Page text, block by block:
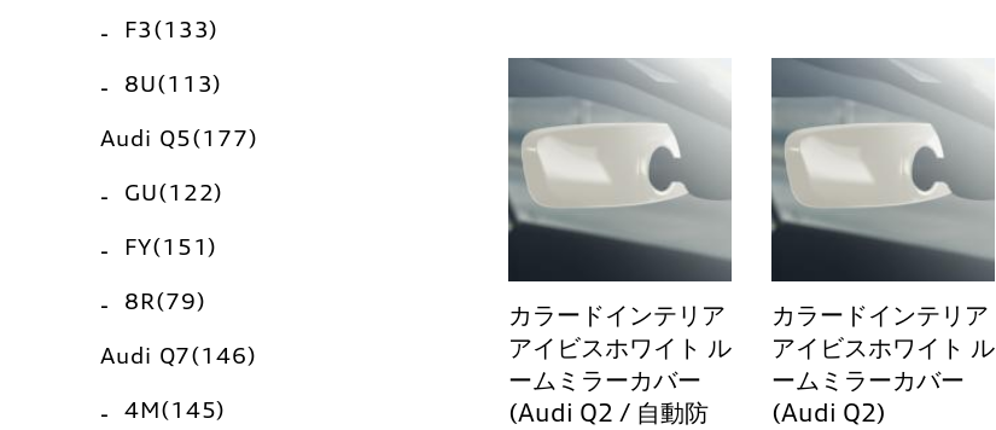
F3(133)
8U(113)
Audi Q5(177)
GU(122)
FY(151)
8R(79)
Audi Q7(146)
4M(145)
カラードインテリア
アイビスホワイト ル
ームミラーカバー
(Audi Q2 / 自動防
カラードインテリア
アイビスホワイト ル
ームミラーカバー
(Audi Q2)